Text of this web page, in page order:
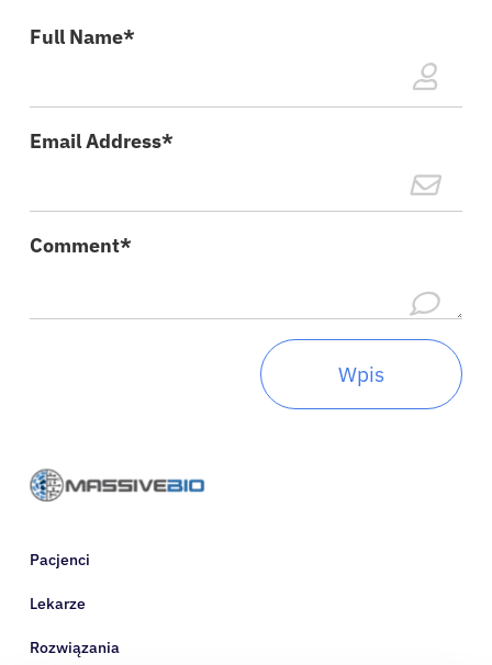
Lekarze
Rozwiązania
O nas
Full Name*
Email Address*
Comment*
Pacjenci
Lekarze
Rozwiązania